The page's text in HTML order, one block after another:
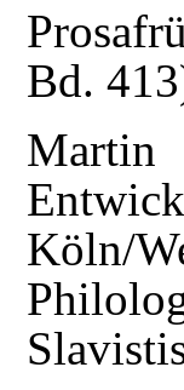
Bd.
Martin
Köln/